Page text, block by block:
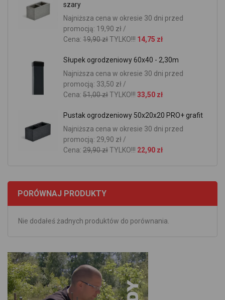
szary
Najniższa cena w okresie 30 dni przed
promocją: 19,90 zł /
Cena: 19,90 złTYLKO!!! 14,75 zł
Słupek ogrodzeniowy 60x40 - 2,30m
Najniższa cena w okresie 30 dni przed
promocją: 33,50 zł /
Cena: 51,00 złTYLKO!!! 33,50 zł
Pustak ogrodzeniowy 50x20x20 PRO+ grafit
Najniższa cena w okresie 30 dni przed
promocją: 29,90 zł /
Cena: 29,90 złTYLKO!!! 22,90 zł
PORÓWNAJ PRODUKTY
Nie dodałeś żadnych produktów do porównania.